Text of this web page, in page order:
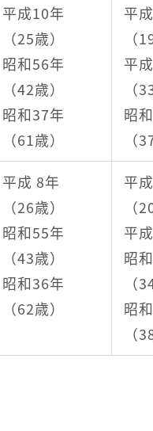
平成10年
（25歳）
昭和56年
（42歳）
昭和37年
（61歳）
平
（
平
（
昭
（
平成 8年
（26歳）
昭和55年
（43歳）
昭和36年
（62歳）
平
（
平
昭
（
昭
（